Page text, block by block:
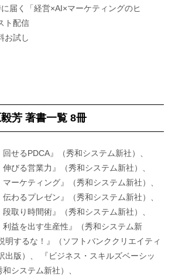
届く「経営×AI×マーケティングのヒ
ト配信
お試し
芳 著書一覧 8冊
回せるPDCA』（秀和システム新社）、
伸びる営業力』（秀和システム新社）、
マーケティング』（秀和システム新社）、
伝わるプレゼン』（秀和システム新社）、
段取り時間術』（秀和システム新社）、
利益を出す生産性』（秀和システム新
明するな！』（ソフトバンククリエイティ
出版）、 『ビジネス・スキルズベーシッ
システム新社）、